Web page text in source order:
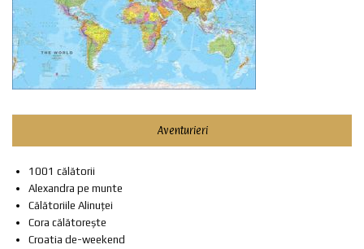
Aventurieri
1001 călătorii
Alexandra pe munte
Călătoriile Alinuței
Cora călătorește
Croatia de-weekend